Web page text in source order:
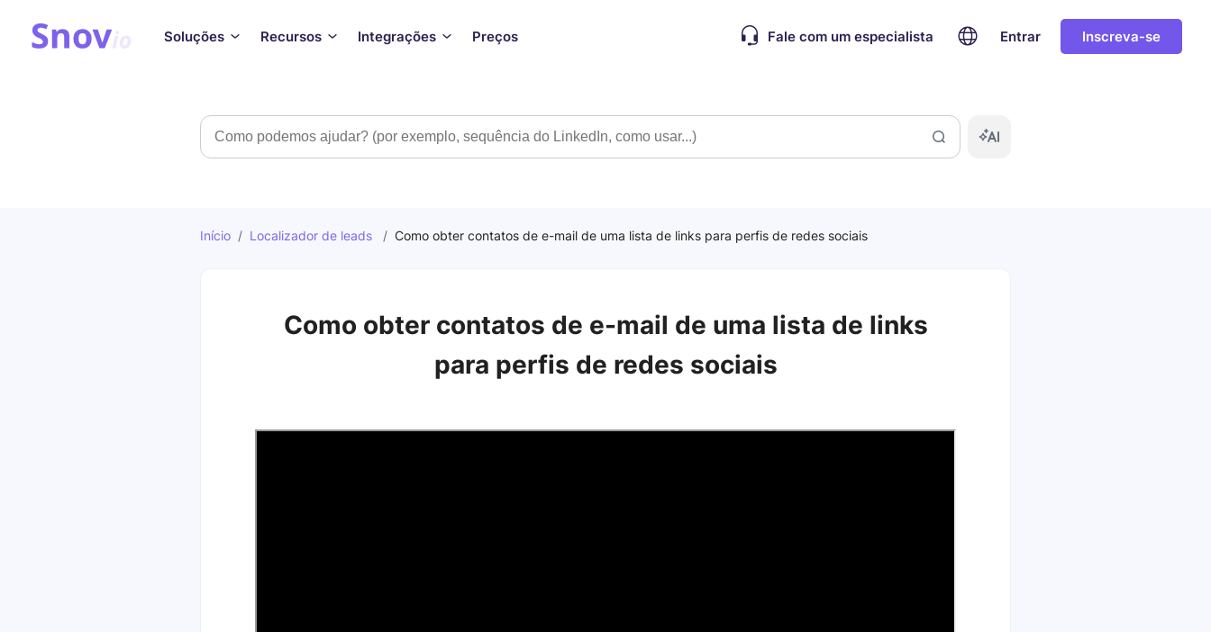
Soluções Recursos Integrações Preços Fale com um especialista Entrar Inscreva-se
Pesquisar
Início / Localizador de leads / Como obter contatos de e-mail de uma lista de links para perfis de redes sociais
Como obter contatos de e-mail de uma lista de links
para perfis de redes sociais